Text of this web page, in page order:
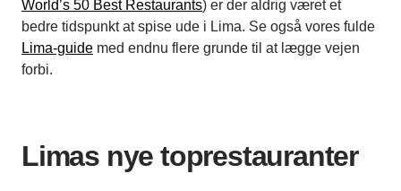
World’s 50 Best Restaurants) er der aldrig været et
bedre tidspunkt at spise ude i Lima. Se også vores fulde
Lima-guide med endnu flere grunde til at lægge vejen
forbi.
Limas nye toprestauranter